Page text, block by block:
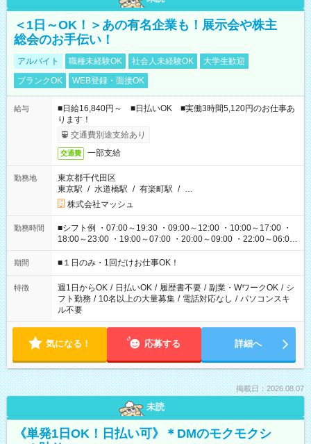
＜1日～OK！＞あの有名企業も！展示会や株主
総会のお手伝い！
アルバイト 職種未経験OK 社会人未経験OK
大学生歓迎
ブランクOK
WEB登録・面接OK
給与
■日給16,840円～ ■日払いOK ■実働3時間5,120円のお仕事あ
ります！
交通費別途支給あり
交通費 一部支給
勤務地
東京都千代田区
東京駅 / 水道橋駅 / 有楽町駅 / …
株式会社マッシュ
勤務時間
■シフト例 ・07:00～19:30 ・09:00～12:00 ・10:00～17:00 ・
18:00～23:00 ・19:00～07:00 ・20:00～09:00 ・22:00～06:00
etc ★最短で3時間で5,120円のお仕事から 15時間で2万円近く稼
げるお仕事も！ ご希望のお時間に合わせてご紹介！ ※シフトは
ください！
期間 ■１日のみ・1回だけお仕事OK！
特徴 週1日からOK / 日払いOK / 履歴書不要 / 副業・WワークOK / シ
フト勤務 / 10名以上の大量募集 / 電話対応なし / パソコンスキ
ル不要
気になる！ 応募する 詳細へ
掲載日：2026.08.07
未読
《単発1日OK！日払い可》＊DMのモクモクシ